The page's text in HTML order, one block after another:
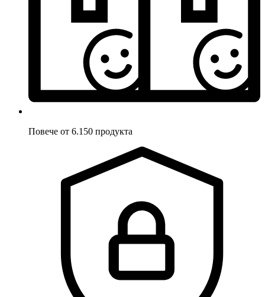
Повече от 6.150 продукта